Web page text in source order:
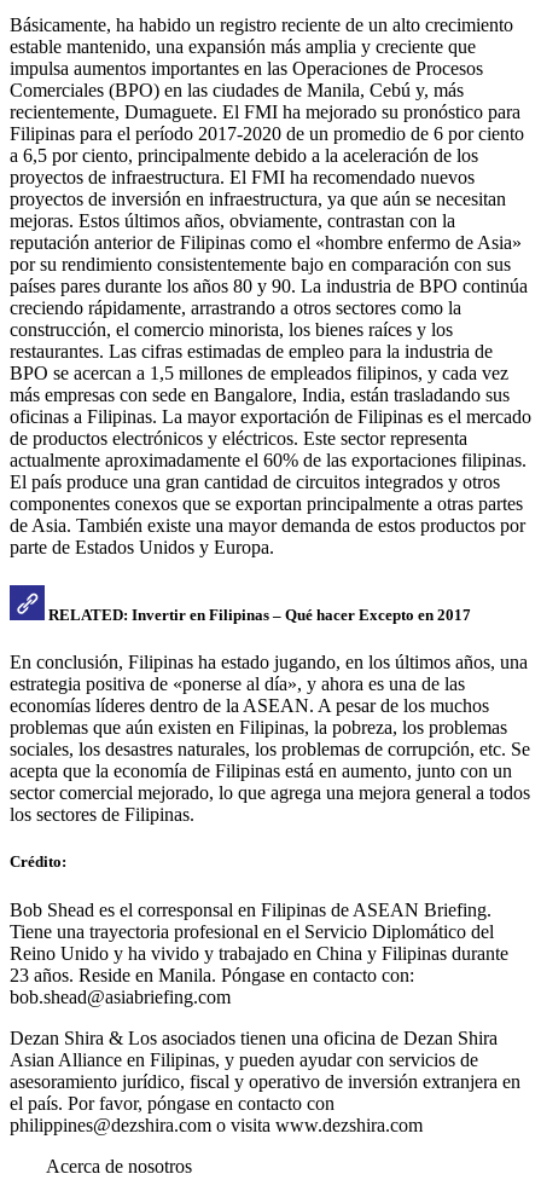
Básicamente, ha habido un registro reciente de un alto crecimiento
estable mantenido, una expansión más amplia y creciente que
impulsa aumentos importantes en las Operaciones de Procesos
Comerciales (BPO) en las ciudades de Manila, Cebú y, más
recientemente, Dumaguete. El FMI ha mejorado su pronóstico para
Filipinas para el período 2017-2020 de un promedio de 6 por ciento
a 6,5 por ciento, principalmente debido a la aceleración de los
proyectos de infraestructura. El FMI ha recomendado nuevos
proyectos de inversión en infraestructura, ya que aún se necesitan
mejoras. Estos últimos años, obviamente, contrastan con la
reputación anterior de Filipinas como el «hombre enfermo de Asia»
por su rendimiento consistentemente bajo en comparación con sus
países pares durante los años 80 y 90. La industria de BPO continúa
creciendo rápidamente, arrastrando a otros sectores como la
construcción, el comercio minorista, los bienes raíces y los
restaurantes. Las cifras estimadas de empleo para la industria de
BPO se acercan a 1,5 millones de empleados filipinos, y cada vez
más empresas con sede en Bangalore, India, están trasladando sus
oficinas a Filipinas. La mayor exportación de Filipinas es el mercado
de productos electrónicos y eléctricos. Este sector representa
actualmente aproximadamente el 60% de las exportaciones filipinas.
El país produce una gran cantidad de circuitos integrados y otros
componentes conexos que se exportan principalmente a otras partes
de Asia. También existe una mayor demanda de estos productos por
parte de Estados Unidos y Europa.
RELATED: Invertir en Filipinas – Qué hacer Excepto en 2017
En conclusión, Filipinas ha estado jugando, en los últimos años, una
estrategia positiva de «ponerse al día», y ahora es una de las
economías líderes dentro de la ASEAN. A pesar de los muchos
problemas que aún existen en Filipinas, la pobreza, los problemas
sociales, los desastres naturales, los problemas de corrupción, etc. Se
acepta que la economía de Filipinas está en aumento, junto con un
sector comercial mejorado, lo que agrega una mejora general a todos
los sectores de Filipinas.
Crédito:
Bob Shead es el corresponsal en Filipinas de ASEAN Briefing.
Tiene una trayectoria profesional en el Servicio Diplomático del
Reino Unido y ha vivido y trabajado en China y Filipinas durante
23 años. Reside en Manila. Póngase en contacto con:
bob.shead@asiabriefing.com
Dezan Shira & Los asociados tienen una oficina de Dezan Shira
Asian Alliance en Filipinas, y pueden ayudar con servicios de
asesoramiento jurídico, fiscal y operativo de inversión extranjera en
el país. Por favor, póngase en contacto con
philippines@dezshira.com o visita www.dezshira.com
Acerca de nosotros